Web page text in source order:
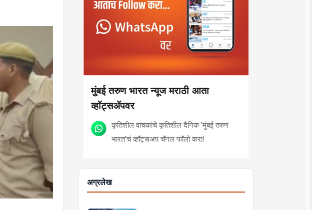
मुंबई तरुण भारत न्यूज मराठी आता
व्हॉट्सॲपवर
कृतिशील वाचकांचे कृतिशील दैनिक 'मुंबई तरुण
भारत'चं व्हॉट्सअप चॅनल फॉलो करा!
अग्रलेख